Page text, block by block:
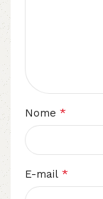
Nome *
E-mail *